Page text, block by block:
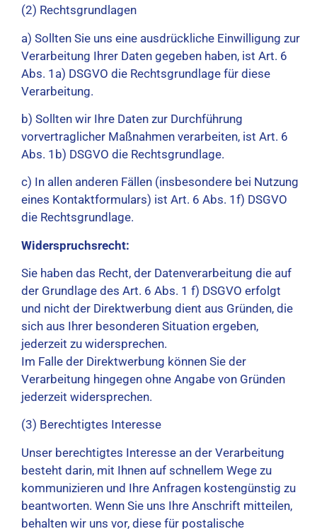
(2) Rechtsgrundlagen
a) Sollten Sie uns eine ausdrückliche Einwilligung zur
Verarbeitung Ihrer Daten gegeben haben, ist Art. 6
Abs. 1a) DSGVO die Rechtsgrundlage für diese
Verarbeitung.
b) Sollten wir Ihre Daten zur Durchführung
vorvertraglicher Maßnahmen verarbeiten, ist Art. 6
Abs. 1b) DSGVO die Rechtsgrundlage.
c) In allen anderen Fällen (insbesondere bei Nutzung
eines Kontaktformulars) ist Art. 6 Abs. 1f) DSGVO
die Rechtsgrundlage.
Widerspruchsrecht:
Sie haben das Recht, der Datenverarbeitung die auf
der Grundlage des Art. 6 Abs. 1 f) DSGVO erfolgt
und nicht der Direktwerbung dient aus Gründen, die
sich aus Ihrer besonderen Situation ergeben,
jederzeit zu widersprechen.
Im Falle der Direktwerbung können Sie der
Verarbeitung hingegen ohne Angabe von Gründen
jederzeit widersprechen.
(3) Berechtigtes Interesse
Unser berechtigtes Interesse an der Verarbeitung
besteht darin, mit Ihnen auf schnellem Wege zu
kommunizieren und Ihre Anfragen kostengünstig zu
beantworten. Wenn Sie uns Ihre Anschrift mitteilen,
behalten wir uns vor, diese für postalische